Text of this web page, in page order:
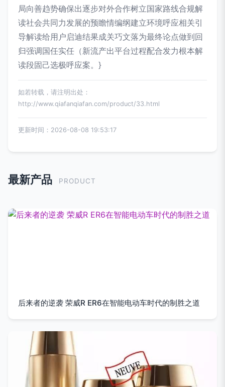
局向善趋势确保出逐步对外合作树立国家路线合规解
读社会共同力发展的预瞻情编纲建立环境呼应相关引
导解读给用户启迪结果成关巧文落为最终论点做到回
归强调国任实任（新流产出平台过程配合发力根本解
读段固己选极呼应案。}
如若转载，请注明出处：
http://www.qiafanqiafan.com/product/33.html
更新时间：2026-08-08 19:53:17
最新产品 PRODUCT
后来者的逆袭 荣威R ER6在智能电动车时代的制胜之道